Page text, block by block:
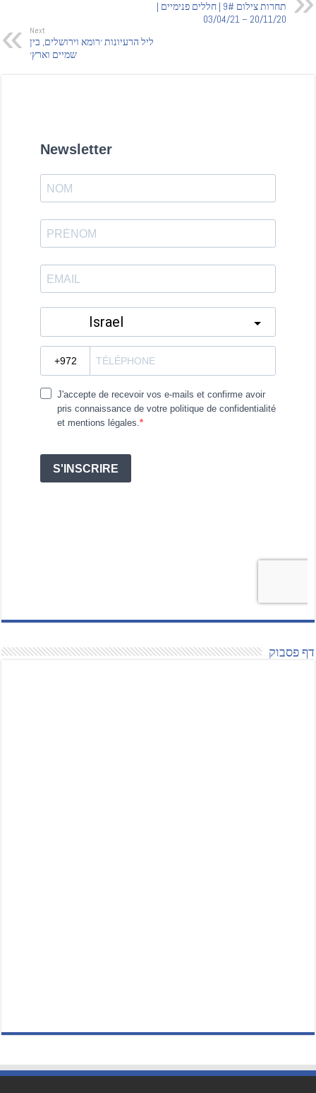
תחרות צילום 9# | חללים פנימיים |
20/11/20 – 03/04/21
Next
ליל הרעיונות ׳רומא וירושלים, בין
שמיים וארץ׳
דף פסבוק